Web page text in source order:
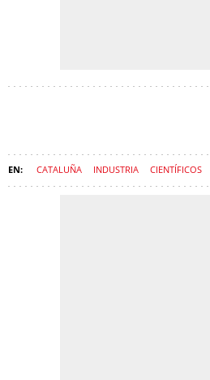
CATALUÑA INDUSTRIA CIENTÍFICOS